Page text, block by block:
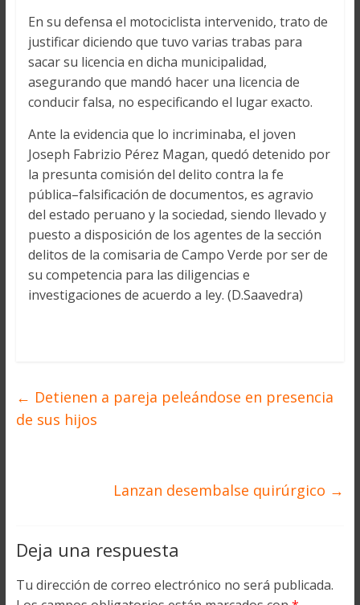
En su defensa el motociclista intervenido, trato de
justificar diciendo que tuvo varias trabas para
sacar su licencia en dicha municipalidad,
asegurando que mandó hacer una licencia de
conducir falsa, no especificando el lugar exacto.
Ante la evidencia que lo incriminaba, el joven
Joseph Fabrizio Pérez Magan, quedó detenido por
la presunta comisión del delito contra la fe
pública–falsificación de documentos, es agravio
del estado peruano y la sociedad, siendo llevado y
puesto a disposición de los agentes de la sección
delitos de la comisaria de Campo Verde por ser de
su competencia para las diligencias e
investigaciones de acuerdo a ley. (D.Saavedra)
← Detienen a pareja peleándose en presencia
de sus hijos
Lanzan desembalse quirúrgico →
Deja una respuesta
Tu dirección de correo electrónico no será publicada.